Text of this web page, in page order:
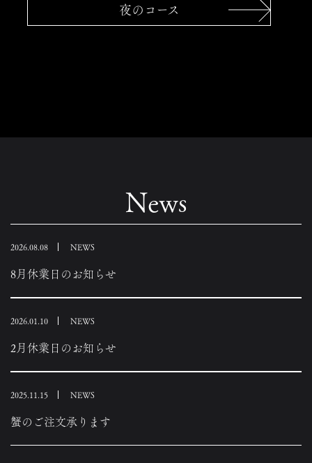
米八について
夜のコース
News
2026.08.08 NEWS
8月休業日のお知らせ
2026.01.10 NEWS
2月休業日のお知らせ
2025.11.15 NEWS
蟹のご注文承ります